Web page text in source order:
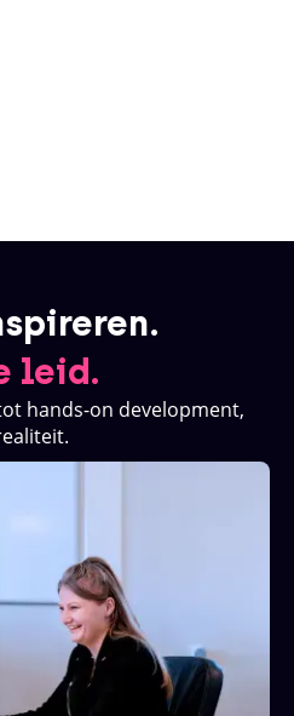
leid.
hands-on development,